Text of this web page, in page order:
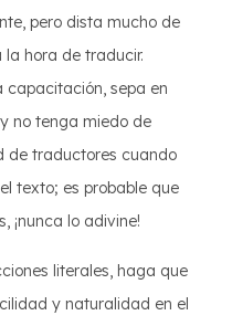
pero dista mucho de
hora de traducir.
capacitación, sepa en
no tenga miedo de
de traductores cuando
texto; es probable que
¡nunca lo adivine!
literales, haga que
y naturalidad en el